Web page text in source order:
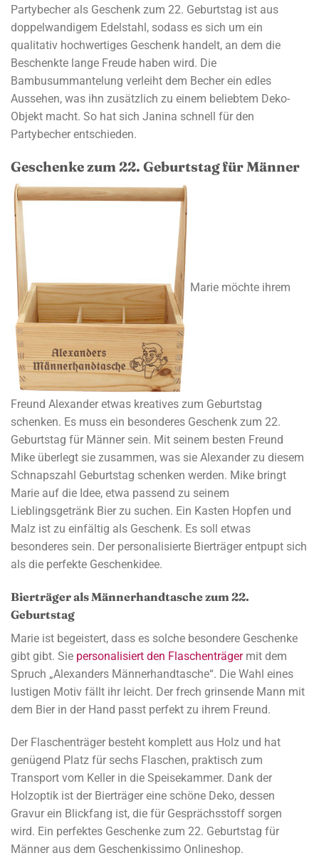
Partybecher als Geschenk zum 22. Geburtstag ist aus
doppelwandigem Edelstahl, sodass es sich um ein
qualitativ hochwertiges Geschenk handelt, an dem die
Beschenkte lange Freude haben wird. Die
Bambusummantelung verleiht dem Becher ein edles
Aussehen, was ihn zusätzlich zu einem beliebtem Deko-
Objekt macht. So hat sich Janina schnell für den
Partybecher entschieden.
Geschenke zum 22. Geburtstag für Männer
Marie möchte ihrem
Freund Alexander etwas kreatives zum Geburtstag
schenken. Es muss ein besonderes Geschenk zum 22.
Geburtstag für Männer sein. Mit seinem besten Freund
Mike überlegt sie zusammen, was sie Alexander zu diesem
Schnapszahl Geburtstag schenken werden. Mike bringt
Marie auf die Idee, etwa passend zu seinem
Lieblingsgetränk Bier zu suchen. Ein Kasten Hopfen und
Malz ist zu einfältig als Geschenk. Es soll etwas
besonderes sein. Der personalisierte Bierträger entpupt sich
als die perfekte Geschenkidee.
Bierträger als Männerhandtasche zum 22.
Geburtstag
Marie ist begeistert, dass es solche besondere Geschenke
gibt gibt. Sie personalisiert den Flaschenträgermit dem
Spruch „Alexanders Männerhandtasche“. Die Wahl eines
lustigen Motiv fällt ihr leicht. Der frech grinsende Mann mit
dem Bier in der Hand passt perfekt zu ihrem Freund.
Der Flaschenträger besteht komplett aus Holz und hat
genügend Platz für sechs Flaschen, praktisch zum
Transport vom Keller in die Speisekammer. Dank der
Holzoptik ist der Bierträger eine schöne Deko, dessen
Gravur ein Blickfang ist, die für Gesprächsstoff sorgen
wird. Ein perfektes Geschenke zum 22. Geburtstag für
Männer aus dem Geschenkissimo Onlineshop.